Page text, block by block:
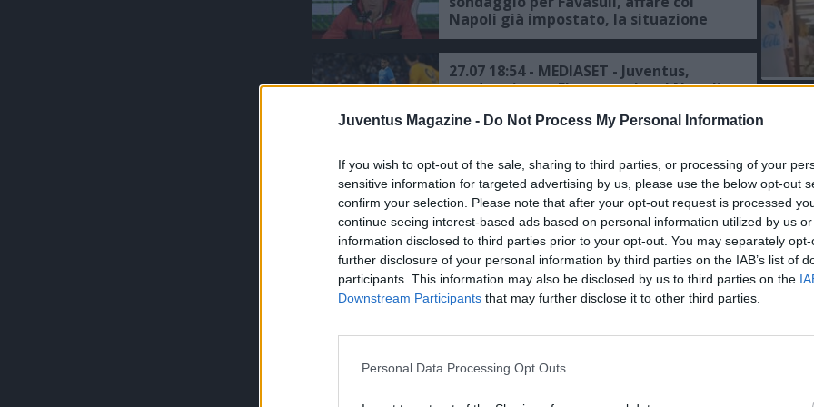
Juventus Magazine - Do Not Process My Personal Information
If you wish to opt-out of the sale, sharing to third parties, or processing of your
sensitive information for targeted advertising by us, please use the below opt-out
confirm your selection. Please note that after your opt-out request is processed
continue seeing interest-based ads based on personal information utilized by us
information disclosed to third parties prior to your opt-out. You may separately
further disclosure of your personal information by third parties on the IAB’s list of
participants. This information may also be disclosed by us to third parties on the
Downstream Participants that may further disclose it to other third parties.
Personal Data Processing Opt Outs
Napoli già impostato, la situazione
27.07 18:54 - MEDIASET - Juventus,
sondaggio per Elmas, anche al Napoli
27.07 12:52 - CDM - Napoli, i 33 anni da
presidente di Ferlaino: "Mi sono
divertito, la partita che ho sempre
voluto vincere? Quella con la
Juventus"
26.07 08:11 - TUTTOSPORT - Il Napoli
pensa ancora ad Elmas, c'è l'interesse
della Juventus, la situazione
24.07 10:49 - TUTTOSPORT - Vicario, la
l'inserimento del Napoli